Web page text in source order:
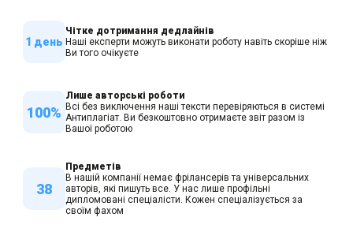
1 день
Чітке дотримання дедлайнів
Наші експерти можуть виконати роботу навіть скоріше ніж
Ви того очікуєте
100%
Лише авторські роботи
Всі без виключення наші тексти перевіряються в системі
Антиплагіат. Ви безкоштовно отримаєте звіт разом із
Вашої роботою
38
Предметів
В нашій компанії немає фрілансерів та універсальних
авторів, які пишуть все. У нас лише профільні
дипломовані спеціалісти. Кожен спеціалізується за
своїм фахом